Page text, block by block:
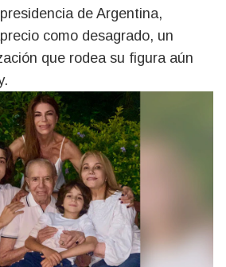
de Argentina,
como desagrado, un
que rodea su figura aún